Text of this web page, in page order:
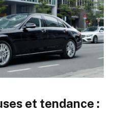
et tendance :